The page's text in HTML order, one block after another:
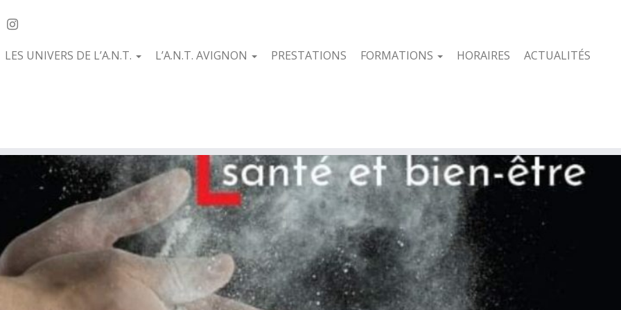
LES UNIVERS DE L’A.N.T. L’A.N.T. AVIGNON PRESTATIONS FORMATIONS HORAIRES
ACTUALITÉS